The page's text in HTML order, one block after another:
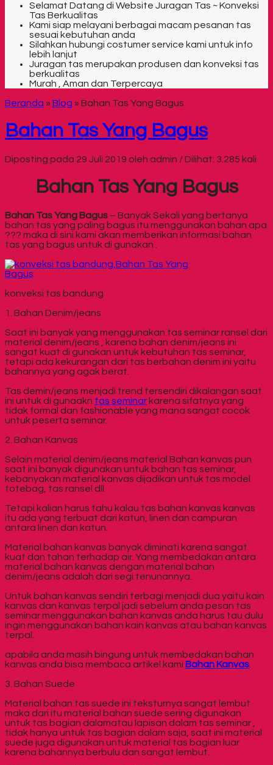
Selamat Datang di Website Juragan Tas ~ Konveksi
Tas Berkualitas
Kami siap melayani berbagai macam pesanan tas
sesuai kebutuhan anda
Silahkan hubungi costumer service kami untuk info
lebih lanjut
Juragan tas merupakan produsen dan konveksi tas
berkualitas
Murah , Aman dan Terpercaya
Beranda » Blog » Bahan Tas Yang Bagus
Bahan Tas Yang Bagus
Diposting pada 29 Juli 2019 oleh admin / Dilihat: 3.285 kali
Bahan Tas Yang Bagus
Bahan Tas Yang Bagus – Banyak Sekali yang bertanya
bahan tas yang paling bagus itu menggunakan bahan apa
??? maka di sini kami akan memberikan informasi bahan
tas yang bagus untuk di gunakan .
konveksi tas bandung
1. Bahan Denim/jeans
Saat ini banyak yang menggunakan tas seminar ransel dari
material denim/jeans , karena bahan denim/jeans ini
sangat kuat di gunakan untuk kebutuhan tas seminar,
tetapi ada kekurangan dari tas berbahan denim ini yaitu
bahannya yang agak berat.
Tas demin/jeans menjadi trend tersendiri dikalangan saat
ini untuk di gunaakn tas seminar karena sifatnya yang
tidak formal dan fashionable yang mana sangat cocok
untuk peserta seminar.
2. Bahan Kanvas
Selain material denim/jeans material Bahan kanvas pun
saat ini banyak digunakan untuk bahan tas seminar,
kebanyakan material kanvas dijadikan untuk tas model
totebag, tas ransel dll
Tetapi kalian harus tahu kalau tas bahan kanvas kanvas
itu ada yang terbuat dari katun, linen dan campuran
antara linen dan katun.
Material bahan kanvas banyak diminati karena sangat
kuat dan tahan terhadap air. Yang membedakan antara
material bahan kanvas dengan material bahan
denim/jeans adalah dari segi tenunannya.
Untuk bahan kanvas sendiri terbagi menjadi dua yaitu kain
kanvas dan kanvas terpal jadi sebelum anda pesan tas
seminar menggunakan bahan kanvas anda harus tau dulu
ingin menggunakan bahan kain kanvas atau bahan kanvas
terpal.
apabila anda masih bingung untuk membedakan bahan
kanvas anda bisa membaca artikel kami Bahan Kanvas
3. Bahan Suede
Material bahan tas suede ini teksturnya sangat lembut
maka dari itu material bahan suede sering digunakan
untuk tas bagian dalamatau lapisan dalam tas seminar ,
tidak hanya untuk tas bagian dalam saja, saat ini material
suede juga digunakan untuk material tas bagian luar
karena bahannya berbulu dan sangat lembut.